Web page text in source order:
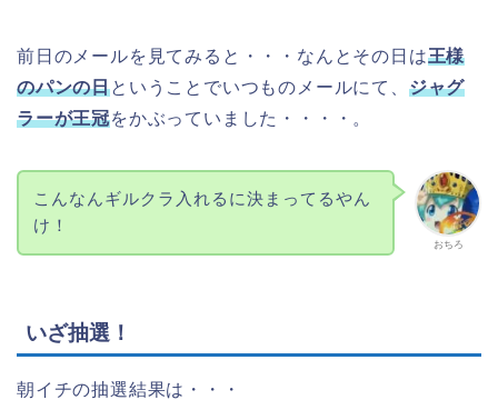
前日のメールを見てみると・・・なんとその日は王様
のパンの日ということでいつものメールにて、 ジャグ
ラーが王冠をかぶっていました・・・・。
おちろ
こんなんギルクラ入れるに決まってるやん
け！
いざ抽選！
朝イチの抽選結果は・・・